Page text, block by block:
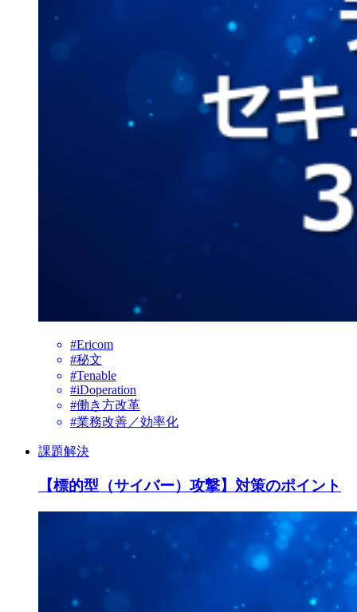
#Ericom
#秘文
#Tenable
#iDoperation
#働き方改革
#業務改善／効率化
課題解決
【標的型（サイバー）攻撃】対策のポイント